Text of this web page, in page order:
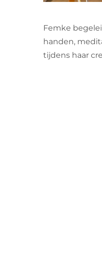
Femke
handen,
tijdens haar